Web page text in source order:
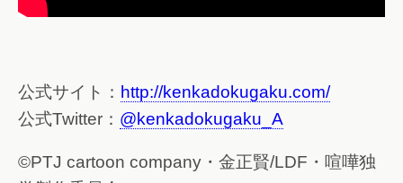
公式サイト： http://kenkadokugaku.com/
公式Twitter： @kenkadokugaku_A
©PTJ cartoon company・金正賢/LDF・喧嘩独